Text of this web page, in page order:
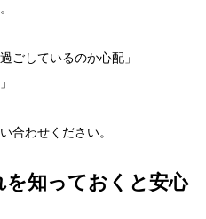
ごしているのか心配」
合わせください。
を知っておくと安心